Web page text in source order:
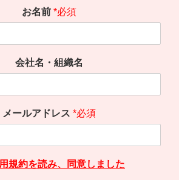
お名前 *必須
会社名・組織名
メールアドレス *必須
規約を読み、同意しました